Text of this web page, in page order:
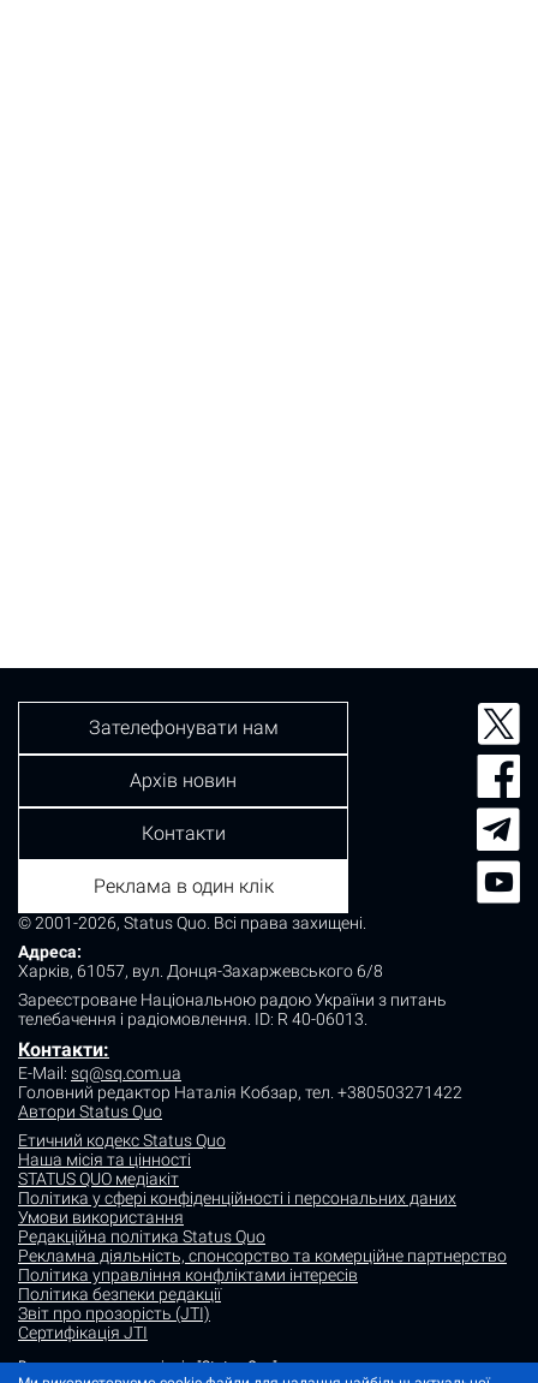
© 2001-2026, Status Quo. Всі права захищені.
Адреса:
Харків, 61057, вул. Донця-Захаржевського 6/8
Зареєстроване Національною радою України з питань
телебачення і радіомовлення. ID: R 40-06013.
Контакти:
E-Mail: sq@sq.com.ua
Головний редактор Наталія Кобзар, тел. +380503271422
Автори Status Quo
Етичний кодекс Status Quo
Наша місія та цінності
STATUS QUO медіакіт
Політика у сфері конфіденційності і персональних даних
Умови використання
Редакційна політика Status Quo
Рекламна діяльність, спонсорство та комерційне партнерство
Політика управління конфліктами інтересів
Політика безпеки редакції
Звіт про прозорість (JTI)
Сертифікація JTI
Зателефонувати нам
Архів новин
Контакти
Реклама в один клік
Використання матеріалів "Status Quo" дозволяється за умови